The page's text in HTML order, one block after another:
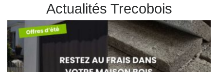
Actualités Trecobois